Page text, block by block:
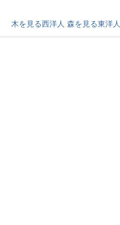
木を見る西洋人 森を見る東洋人